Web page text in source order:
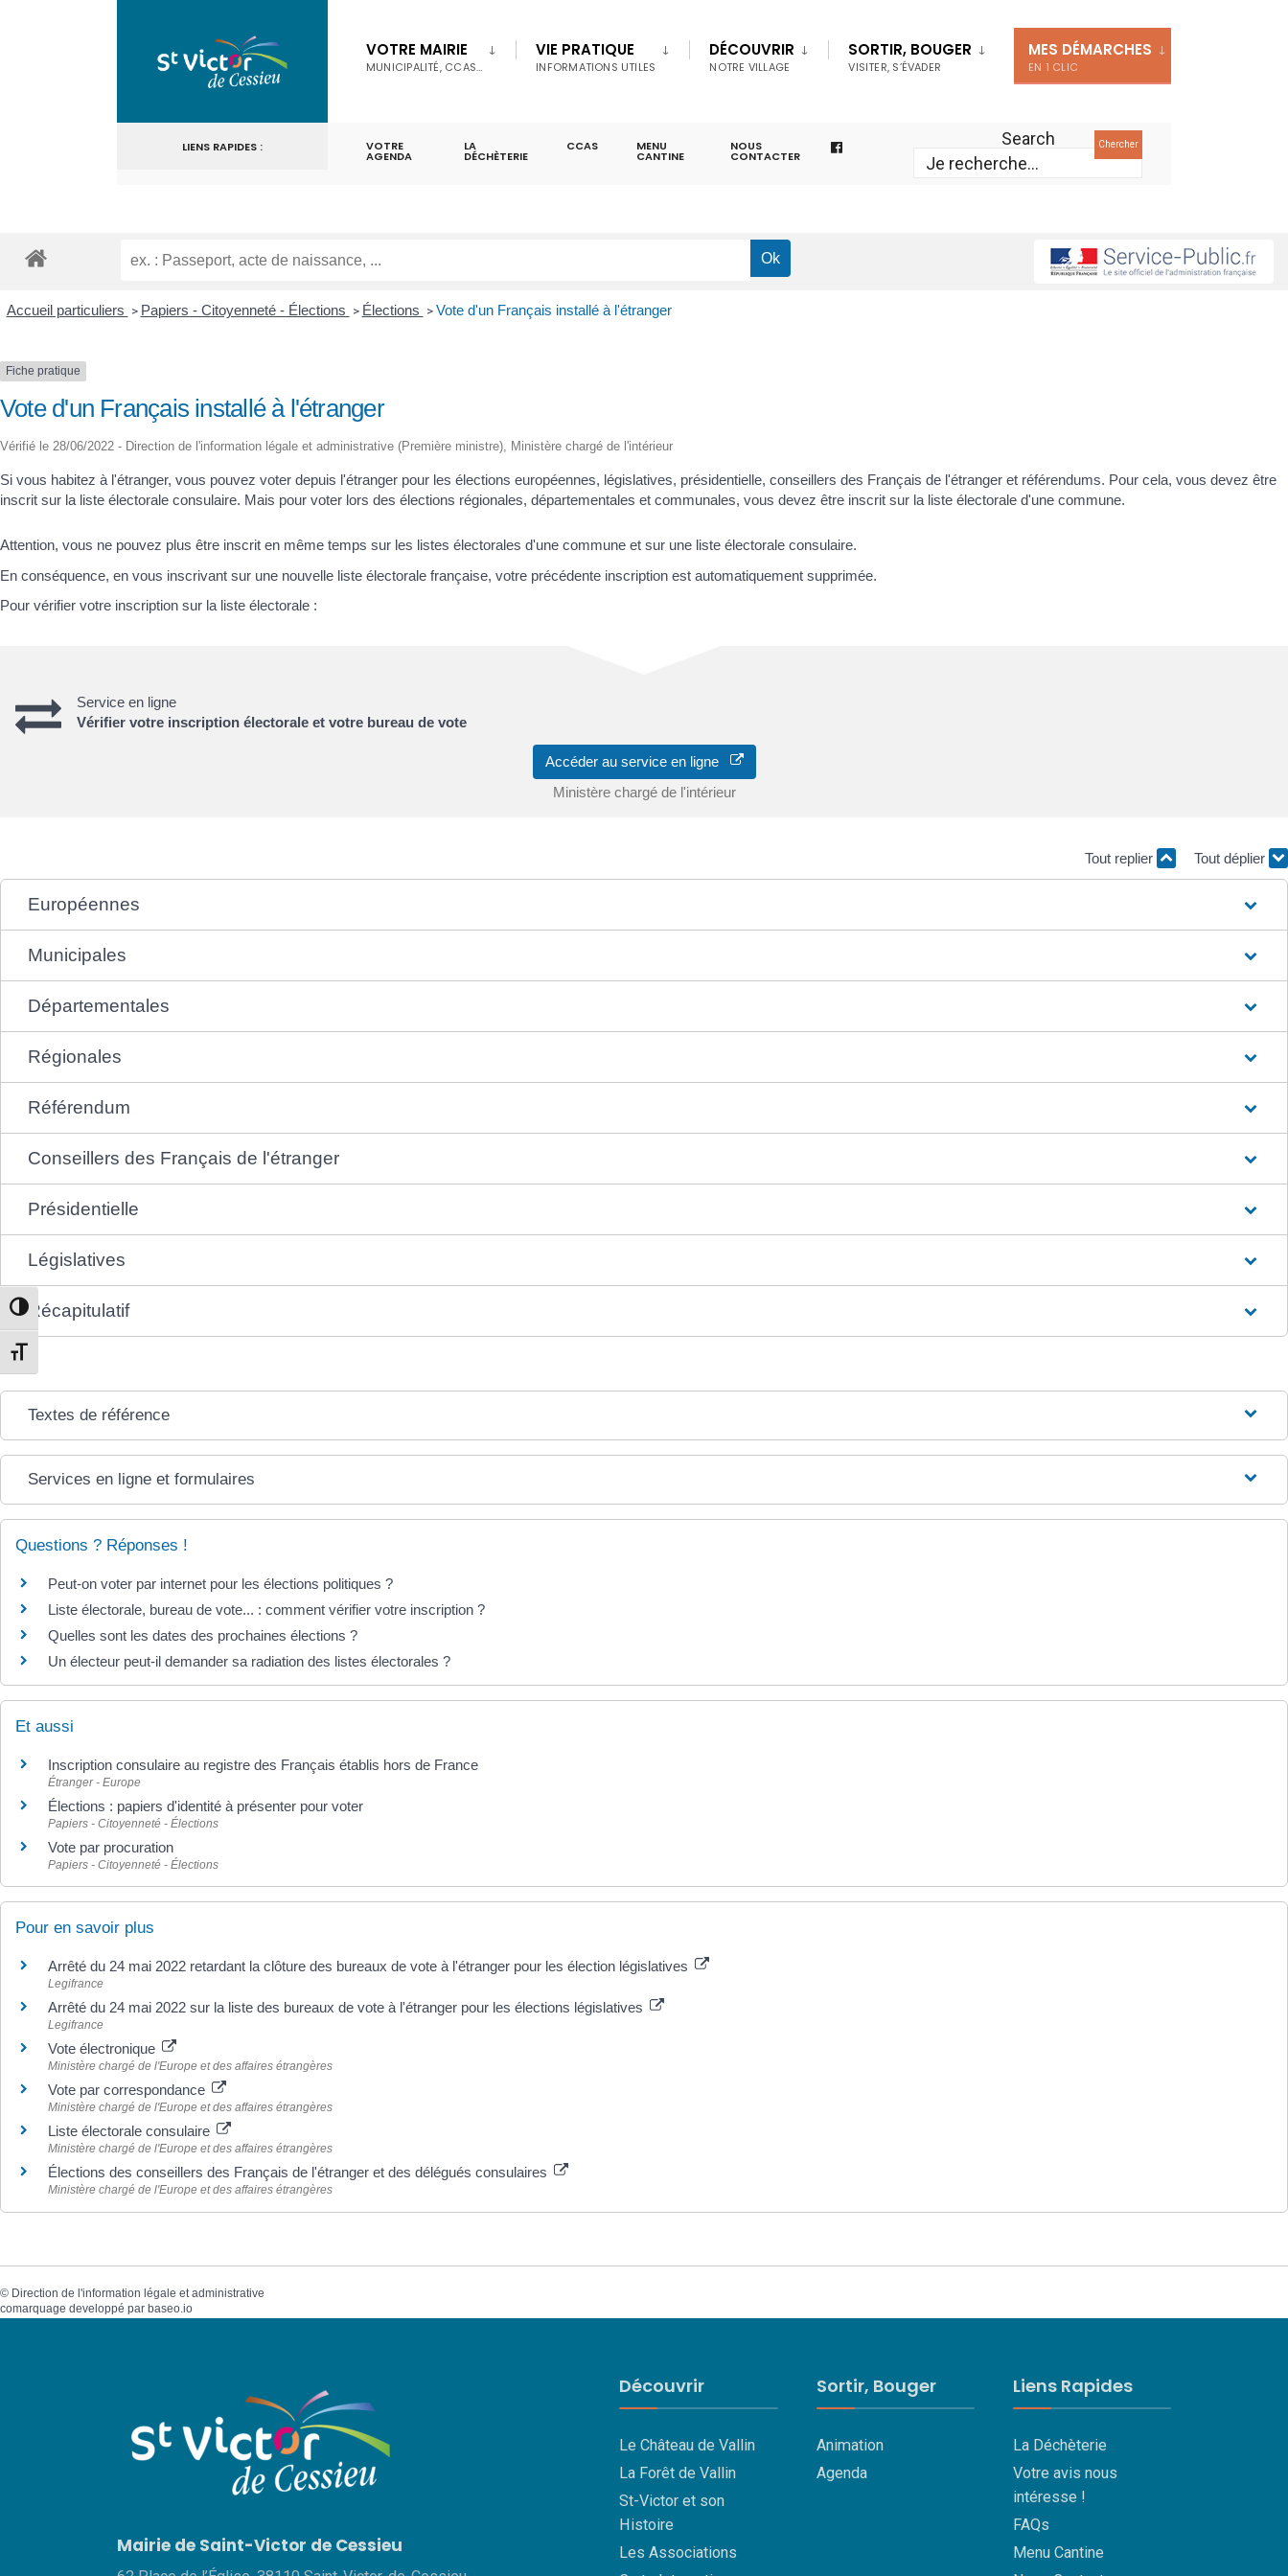
Passer en contraste élevé
Changer la taille de la police
content
VOTRE MAIRIE
MUNICIPALITÉ, CCAS…
VIE PRATIQUE
INFORMATIONS UTILES
DÉCOUVRIR
NOTRE VILLAGE
SORTIR, BOUGER
VISITER, S’ÉVADER
MES DÉMARCHES
EN 1 CLIC
LIENS RAPIDES : VOTRE
AGENDA
LA
DÉCHÈTERIE
CCAS MENU
CANTINE
NOUS
CONTACTER
Search Chercher
Accueil particuliers > Papiers - Citoyenneté - Élections > Élections > Vote d'un Français installé à l'étranger
Fiche pratique
Vote d'un Français installé à l'étranger
Vérifié le 28/06/2022 - Direction de l'information légale et administrative (Première ministre), Ministère chargé de l'intérieur
Si vous habitez à l'étranger, vous pouvez voter depuis l'étranger pour les élections européennes, législatives, présidentielle, conseillers des Français de l'étranger et référendums. Pour cela, vous devez être
inscrit sur la liste électorale consulaire. Mais pour voter lors des élections régionales, départementales et communales, vous devez être inscrit sur la liste électorale d'une commune.
Attention, vous ne pouvez plus être inscrit en même temps sur les listes électorales d'une commune et sur une liste électorale consulaire.
En conséquence, en vous inscrivant sur une nouvelle liste électorale française, votre précédente inscription est automatiquement supprimée.
Pour vérifier votre inscription sur la liste électorale :
Service en ligne
Vérifier votre inscription électorale et votre bureau de vote
Accéder au service en ligne
Ministère chargé de l'intérieur
Tout replier Tout déplier
Européennes
Municipales
Départementales
Régionales
Référendum
Conseillers des Français de l'étranger
Présidentielle
Législatives
Récapitulatif
Textes de référence
Services en ligne et formulaires
Questions ? Réponses !
Peut-on voter par internet pour les élections politiques ?
Liste électorale, bureau de vote... : comment vérifier votre inscription ?
Quelles sont les dates des prochaines élections ?
Un électeur peut-il demander sa radiation des listes électorales ?
Et aussi
Inscription consulaire au registre des Français établis hors de France
Étranger - Europe
Élections : papiers d'identité à présenter pour voter
Papiers - Citoyenneté - Élections
Vote par procuration
Papiers - Citoyenneté - Élections
Pour en savoir plus
Arrêté du 24 mai 2022 retardant la clôture des bureaux de vote à l'étranger pour les élection législatives
Legifrance
Arrêté du 24 mai 2022 sur la liste des bureaux de vote à l'étranger pour les élections législatives
Legifrance
Vote électronique
Ministère chargé de l'Europe et des affaires étrangères
Vote par correspondance
Ministère chargé de l'Europe et des affaires étrangères
Liste électorale consulaire
Ministère chargé de l'Europe et des affaires étrangères
Élections des conseillers des Français de l'étranger et des délégués consulaires
Ministère chargé de l'Europe et des affaires étrangères
© Direction de l'information légale et administrative
comarquage developpé par baseo.io
Mairie de Saint-Victor de Cessieu
Découvrir
Le Château de Vallin
La Forêt de Vallin
St-Victor et son
Histoire
Les Associations
Sortir, Bouger
Animation
Agenda
Liens Rapides
La Déchèterie
Votre avis nous
intéresse !
FAQs
Menu Cantine